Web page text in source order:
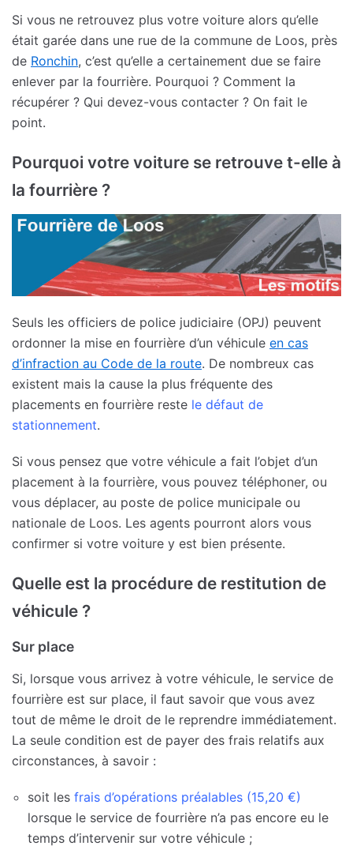
Si vous ne retrouvez plus votre voiture alors qu’elle
était garée dans une rue de la commune de Loos, près
de Ronchin, c’est qu’elle a certainement due se faire
enlever par la fourrière. Pourquoi ? Comment la
récupérer ? Qui devez-vous contacter ? On fait le
point.
Pourquoi votre voiture se retrouve t-elle à
la fourrière ?
Seuls les officiers de police judiciaire (OPJ) peuvent
ordonner la mise en fourrière d’un véhicule en cas
d’infraction au Code de la route. De nombreux cas
existent mais la cause la plus fréquente des
placements en fourrière reste le défaut de
stationnement.
Si vous pensez que votre véhicule a fait l’objet d’un
placement à la fourrière, vous pouvez téléphoner, ou
vous déplacer, au poste de police municipale ou
nationale de Loos. Les agents pourront alors vous
confirmer si votre voiture y est bien présente.
Quelle est la procédure de restitution de
véhicule ?
Sur place
Si, lorsque vous arrivez à votre véhicule, le service de
fourrière est sur place, il faut savoir que vous avez
tout de même le droit de le reprendre immédiatement.
La seule condition est de payer des frais relatifs aux
circonstances, à savoir :
soit les frais d’opérations préalables (15,20 €)
lorsque le service de fourrière n’a pas encore eu le
temps d’intervenir sur votre véhicule ;